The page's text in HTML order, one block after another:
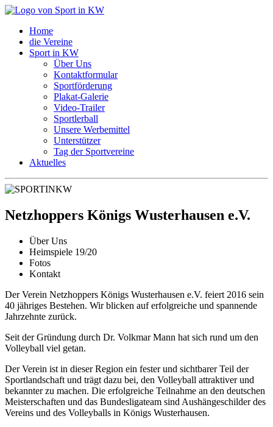
Home
die Vereine
Sport in KW
Über Uns
Kontaktformular
Sportförderung
Plakat-Galerie
Video-Trailer
Sportlerball
Unsere Werbemittel
Unterstützer
Tag der Sportvereine
Aktuelles
Netzhoppers Königs Wusterhausen e.V.
Über Uns
Heimspiele 19/20
Fotos
Kontakt
Der Verein Netzhoppers Königs Wusterhausen e.V. feiert 2016 sein
40 jähriges Bestehen. Wir blicken auf erfolgreiche und spannende
Jahrzehnte zurück.
Seit der Gründung durch Dr. Volkmar Mann hat sich rund um den
Volleyball viel getan.
Der Verein ist in dieser Region ein fester und sichtbarer Teil der
Sportlandschaft und trägt dazu bei, den Volleyball attraktiver und
bekannter zu machen. Die erfolgreiche Teilnahme an den deutschen
Meisterschaften und das Bundesligateam sind Aushängeschilder des
Vereins und des Volleyballs in Königs Wusterhausen.